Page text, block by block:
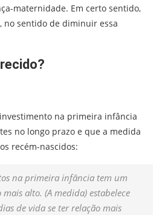
maternidade. Em certo sentido,
no sentido de diminuir essa
na primeira infância
no longo prazo e que a medida
recém-nascidos:
na primeira infância tem um
alto. (A medida) estabelece
de vida se ter relação mais